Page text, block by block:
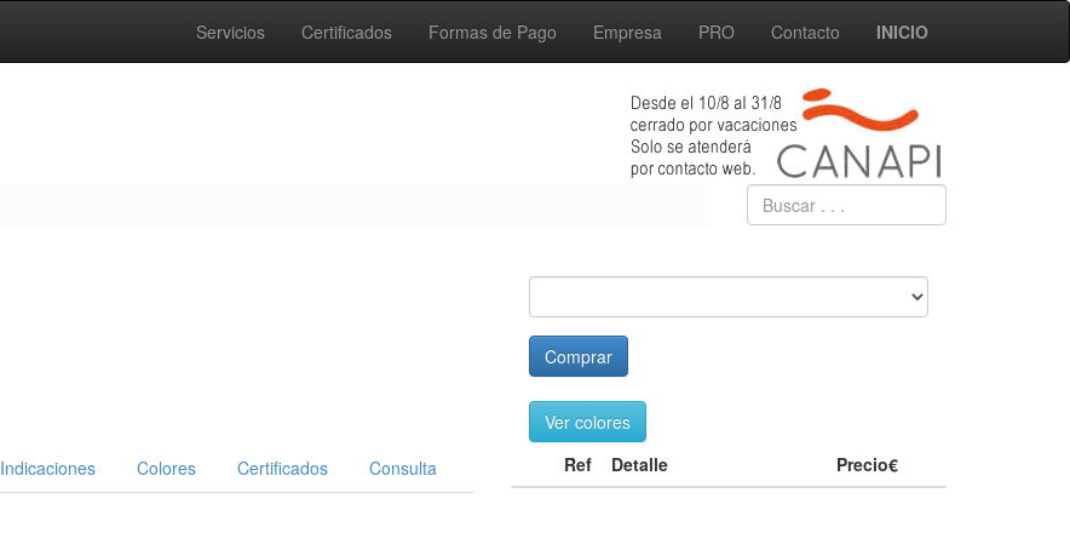
Servicios Certificados Formas de Pago Empresa PRO Contacto INICIO
Comprar
Ver colores
Indicaciones Colores Certificados Consulta Ref Detalle Precio€